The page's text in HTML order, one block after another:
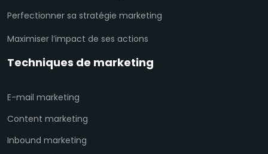
Perfectionner sa stratégie marketing
Maximiser l’impact de ses actions
Techniques de marketing
E-mail marketing
Content marketing
Inbound marketing